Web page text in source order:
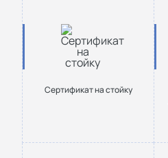
Cертификат на стойку